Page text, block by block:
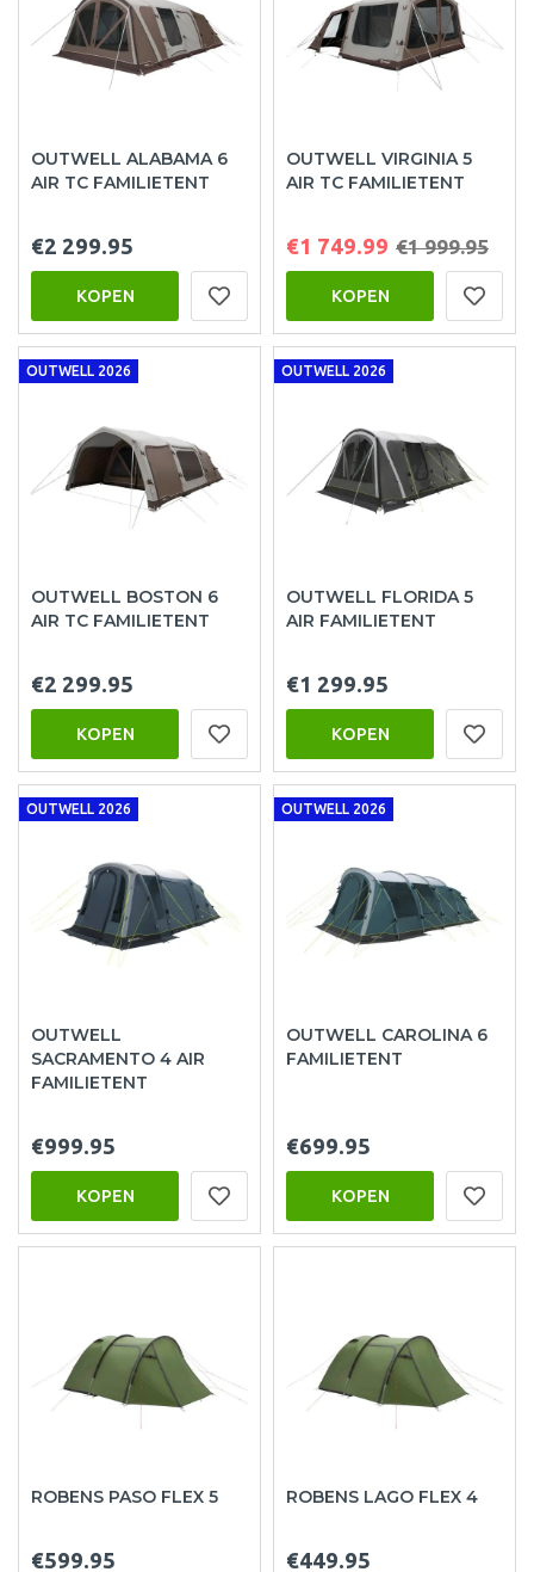
OUTWELL ALABAMA 6
AIR TC FAMILIETENT
€2 299.95
KOPEN
OUTWELL VIRGINIA 5
AIR TC FAMILIETENT
€1 749.99 €1 999.95
KOPEN
OUTWELL 2026
OUTWELL BOSTON 6
AIR TC FAMILIETENT
€2 299.95
KOPEN
OUTWELL 2026
OUTWELL FLORIDA 5
AIR FAMILIETENT
€1 299.95
KOPEN
OUTWELL 2026
OUTWELL
SACRAMENTO 4 AIR
FAMILIETENT
€999.95
KOPEN
OUTWELL 2026
OUTWELL CAROLINA 6
FAMILIETENT
€699.95
KOPEN
ROBENS PASO FLEX 5
€599.95
ROBENS LAGO FLEX 4
€449.95